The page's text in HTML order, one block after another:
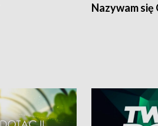
Nazywam się